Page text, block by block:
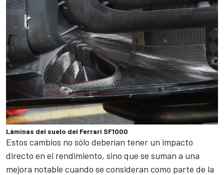
Láminas del suelo del Ferrari SF1000
Estos cambios no sólo deberían tener un impacto
directo en el rendimiento, sino que se suman a una
mejora notable cuando se consideran como parte de la